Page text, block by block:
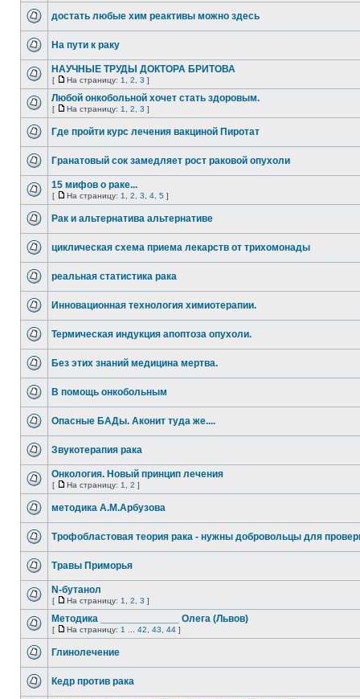
достать любые хим реактивы можно здесь
На пути к раку
НАУЧНЫЕ ТРУДЫ ДОКТОРА БРИТОВА
[ На страницу: 1 2 3 ]
Любой онкобольной хочет стать здоровым.
[ На страницу: 1 2 3 ]
Где пройти курс лечения вакциной Пиротат
Гранатовый сок замедляет рост раковой опухоли
15 мифов о раке...
[ На страницу: 1 2 3 4 5 ]
Рак и альтернатива альтернативе
циклическая схема приема лекарств от трихомонады
реальная статистика рака
Инновационная технология химиотерапии.
Термическая индукция апоптоза опухоли.
Без этих знаний медицина мертва.
В помощь онкобольным
Опасные БАДы. Аконит туда же....
Звукотерапия рака
Онкология. Новый принцип лечения
[ На страницу: 1 2 ]
методика А.М.Арбузова
Трофобластовая теория рака - нужны добровольцы для
Травы Приморья
N-бутанол
[ На страницу: 1 2 3 ]
Методика ______________ Олега (Львов)
[ На страницу: 1 42 43 44 ]
Глинолечение
Кедр против рака